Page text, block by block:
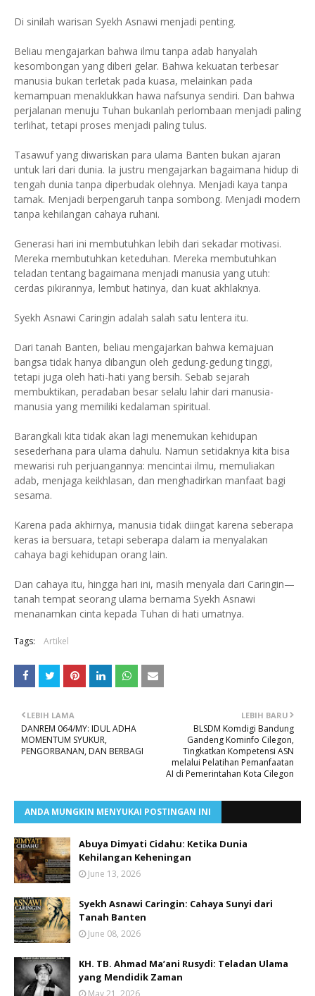
Di sinilah warisan Syekh Asnawi menjadi penting.
Beliau mengajarkan bahwa ilmu tanpa adab hanyalah
kesombongan yang diberi gelar. Bahwa kekuatan terbesar
manusia bukan terletak pada kuasa, melainkan pada
kemampuan menaklukkan hawa nafsunya sendiri. Dan bahwa
perjalanan menuju Tuhan bukanlah perlombaan menjadi paling
terlihat, tetapi proses menjadi paling tulus.
Tasawuf yang diwariskan para ulama Banten bukan ajaran
untuk lari dari dunia. Ia justru mengajarkan bagaimana hidup di
tengah dunia tanpa diperbudak olehnya. Menjadi kaya tanpa
tamak. Menjadi berpengaruh tanpa sombong. Menjadi modern
tanpa kehilangan cahaya ruhani.
Generasi hari ini membutuhkan lebih dari sekadar motivasi.
Mereka membutuhkan keteduhan. Mereka membutuhkan
teladan tentang bagaimana menjadi manusia yang utuh:
cerdas pikirannya, lembut hatinya, dan kuat akhlaknya.
Syekh Asnawi Caringin adalah salah satu lentera itu.
Dari tanah Banten, beliau mengajarkan bahwa kemajuan
bangsa tidak hanya dibangun oleh gedung-gedung tinggi,
tetapi juga oleh hati-hati yang bersih. Sebab sejarah
membuktikan, peradaban besar selalu lahir dari manusia-
manusia yang memiliki kedalaman spiritual.
Barangkali kita tidak akan lagi menemukan kehidupan
sesederhana para ulama dahulu. Namun setidaknya kita bisa
mewarisi ruh perjuangannya: mencintai ilmu, memuliakan
adab, menjaga keikhlasan, dan menghadirkan manfaat bagi
sesama.
Karena pada akhirnya, manusia tidak diingat karena seberapa
keras ia bersuara, tetapi seberapa dalam ia menyalakan
cahaya bagi kehidupan orang lain.
Dan cahaya itu, hingga hari ini, masih menyala dari Caringin—
tanah tempat seorang ulama bernama Syekh Asnawi
menanamkan cinta kepada Tuhan di hati umatnya.
Tags: Artikel
LEBIH BARU
BLSDM Komdigi Bandung
Gandeng Kominfo Cilegon,
Tingkatkan Kompetensi ASN
melalui Pelatihan Pemanfaatan
AI di Pemerintahan Kota Cilegon
LEBIH LAMA
DANREM 064/MY: IDUL ADHA
MOMENTUM SYUKUR,
PENGORBANAN, DAN BERBAGI
ANDA MUNGKIN MENYUKAI POSTINGAN INI
Abuya Dimyati Cidahu: Ketika Dunia
Kehilangan Keheningan
June 13, 2026
Syekh Asnawi Caringin: Cahaya Sunyi dari
Tanah Banten
June 08, 2026
KH. TB. Ahmad Ma’ani Rusydi: Teladan Ulama
yang Mendidik Zaman